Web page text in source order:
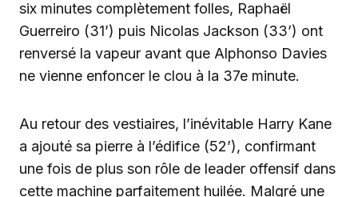
six minutes complètement folles, Raphaël
Guerreiro (31’) puis Nicolas Jackson (33’) ont
renversé la vapeur avant que Alphonso Davies
ne vienne enfoncer le clou à la 37e minute.
Au retour des vestiaires, l’inévitable Harry Kane
a ajouté sa pierre à l’édifice (52’), confirmant
une fois de plus son rôle de leader offensif dans
cette machine parfaitement huilée. Malgré une